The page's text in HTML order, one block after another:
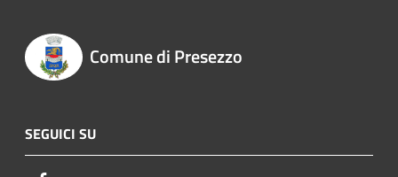
Comune di Presezzo
SEGUICI SU